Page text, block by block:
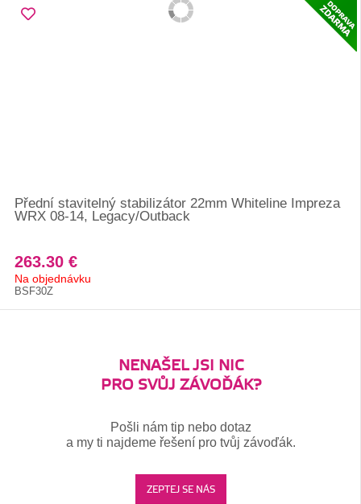
Přední stavitelný stabilizátor 22mm Whiteline Impreza
WRX 08-14, Legacy/Outback
263.30 €
Na objednávku
BSF30Z
NENAŠEL JSI NIC
PRO SVŮJ ZÁVOĎÁK?
Pošli nám tip nebo dotaz
a my ti najdeme řešení pro tvůj závoďák.
ZEPTEJ SE NÁS